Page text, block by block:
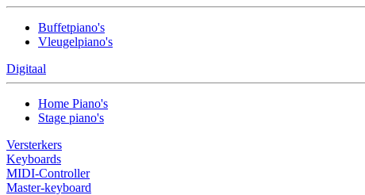
Buffetpiano's
Vleugelpiano's
Digitaal
Home Piano's
Stage piano's
Versterkers
Keyboards
MIDI-Controller
Master-keyboard